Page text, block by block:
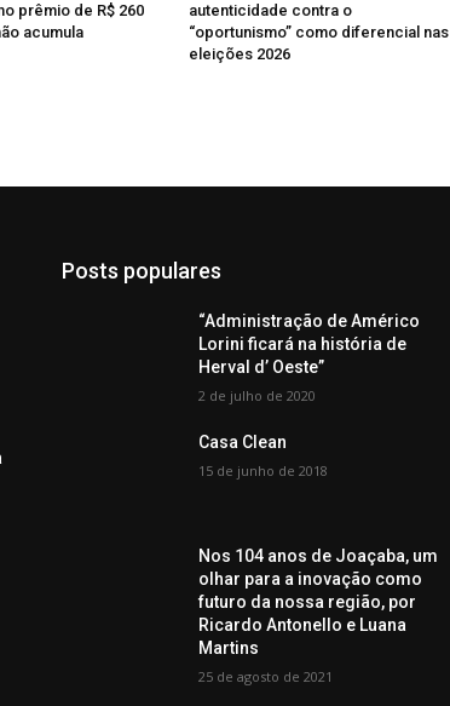
prêmio de R$ 260
acumula
autenticidade contra o
“oportunismo” como diferencial nas
eleições 2026
Posts populares
“Administração de Américo
Lorini ficará na história de
Herval d’ Oeste”
2 de julho de 2020
Casa Clean
15 de junho de 2018
Nos 104 anos de Joaçaba, um
olhar para a inovação como
futuro da nossa região, por
Ricardo Antonello e Luana
Martins
25 de agosto de 2021